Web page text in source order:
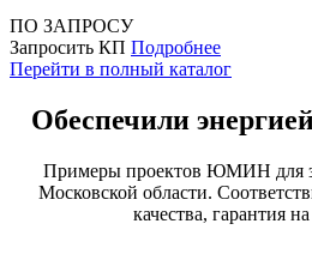
ПО ЗАПРОСУ
Запросить КП Подробнее
Перейти в полный каталог
Обеспечили
Примеры проектов ЮМИН для
Московской области.
качества, гарантия